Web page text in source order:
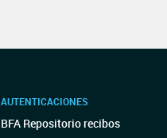
AUTENTICACIONES
BFA Repositorio recibos